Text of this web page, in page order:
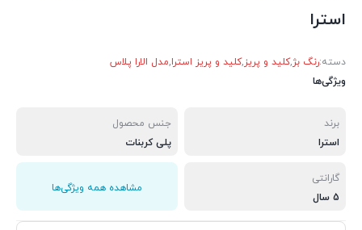
استرا
دسته:رنگ بژ,کلید و پریز,کلید و پریز استرا,مدل الارا پلاس
ویژگی‌ها
برند
استرا
جنس محصول
پلی کربنات
گارانتی
5 سال
مشاهده همه ویژگی‌ها